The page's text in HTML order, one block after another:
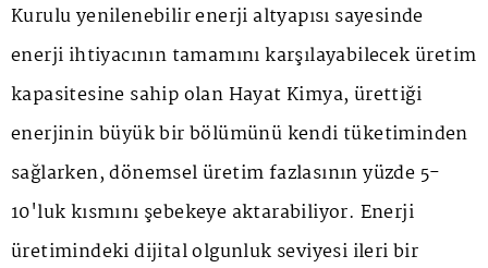
Kurulu yenilenebilir enerji altyapısı sayesinde
enerji ihtiyacının tamamını karşılayabilecek üretim
kapasitesine sahip olan Hayat Kimya, ürettiği
enerjinin büyük bir bölümünü kendi tüketiminden
sağlarken, dönemsel üretim fazlasının yüzde 5-
10'luk kısmını şebekeye aktarabiliyor. Enerji
üretimindeki dijital olgunluk seviyesi ileri bir